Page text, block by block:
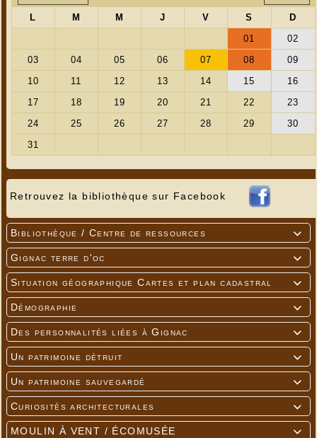
Retrouvez la bibliothèque sur Facebook

Bibliothèque / Centre de ressources

Gignac terre d'oc

Situation géographique Cartes et plan cadastral

Démographie

Des personnalités liées à Gignac

Un patrimoine détruit

Un patrimoine sauvegardé

Curiosités architecturales

MOULIN À VENT / ÉCOMUSÉE